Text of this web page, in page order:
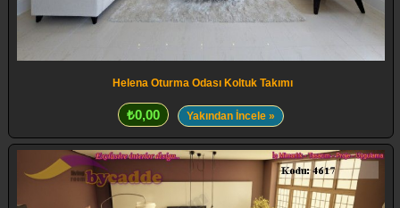
Helena Oturma Odası Koltuk Takımı
₺0,00 Yakından İncele »